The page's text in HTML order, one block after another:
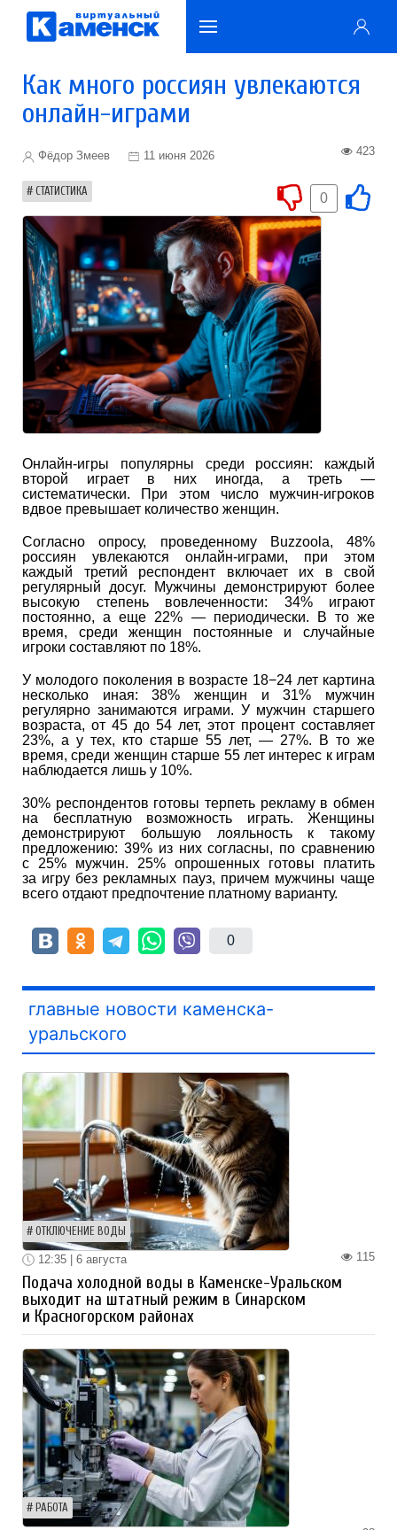
Как много россиян увлекаются
онлайн-играми
Фёдор Змеев 11 июня 2026 423
СТАТИСТИКА 0
Онлайн-игры популярны среди россиян: каждый
второй играет в них иногда, а треть —
систематически. При этом число мужчин-игроков
вдвое превышает количество женщин.
Согласно опросу, проведенному Buzzoola, 48%
россиян увлекаются онлайн-играми, при этом
каждый третий респондент включает их в свой
регулярный досуг. Мужчины демонстрируют более
высокую степень вовлеченности: 34% играют
постоянно, а еще 22% — периодически. В то же
время, среди женщин постоянные и случайные
игроки составляют по 18%.
У молодого поколения в возрасте 18−24 лет картина
несколько иная: 38% женщин и 31% мужчин
регулярно занимаются играми. У мужчин старшего
возраста, от 45 до 54 лет, этот процент составляет
23%, а у тех, кто старше 55 лет, — 27%. В то же
время, среди женщин старше 55 лет интерес к играм
наблюдается лишь у 10%.
30% респондентов готовы терпеть рекламу в обмен
на бесплатную возможность играть. Женщины
демонстрируют большую лояльность к такому
предложению: 39% из них согласны, по сравнению
с 25% мужчин. 25% опрошенных готовы платить
за игру без рекламных пауз, причем мужчины чаще
всего отдают предпочтение платному варианту.
0
главные новости каменска-
уральского
ОТКЛЮЧЕНИЕ ВОДЫ
115
12:35 | 6 августа
Подача холодной воды в Каменске-Уральском
выходит на штатный режим в Синарском
и Красногорском районах
РАБОТА